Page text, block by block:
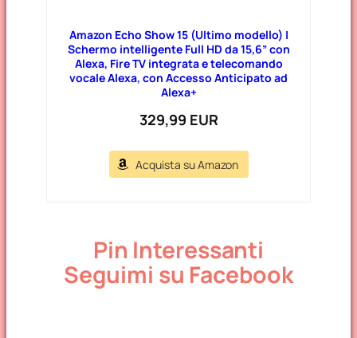
Amazon Echo Show 15 (Ultimo modello) |
Schermo intelligente Full HD da 15,6” con
Alexa, Fire TV integrata e telecomando
vocale Alexa, con Accesso Anticipato ad
Alexa+
329,99 EUR
Acquista su Amazon
Pin Interessanti
Seguimi su Facebook